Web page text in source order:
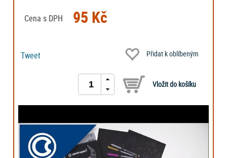
Cena s DPH 95 Kč
Tweet Přidat k oblíbeným